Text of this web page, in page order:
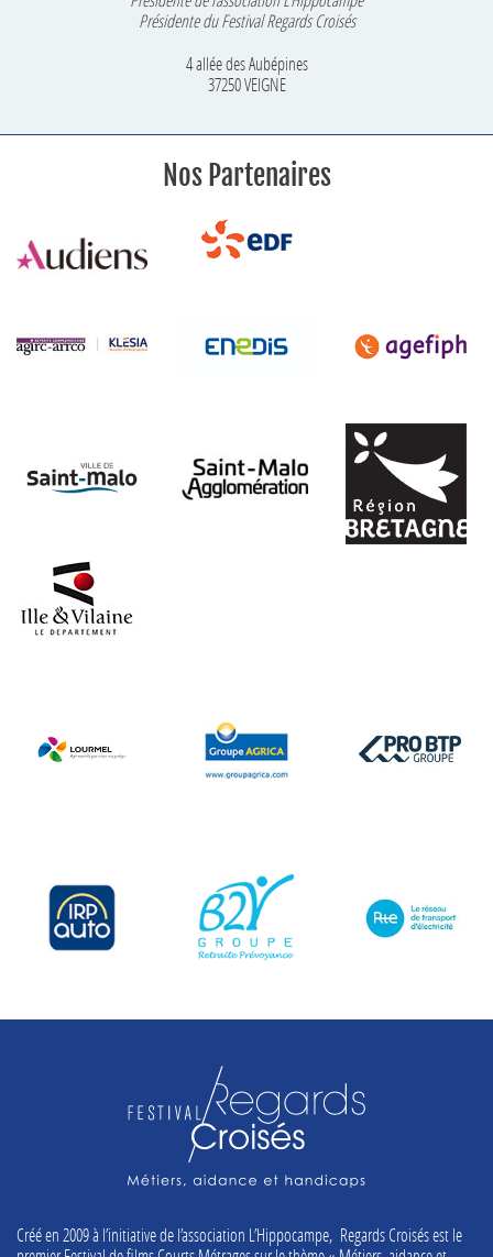
Présidente du Festival Regards Croisés
4 allée des Aubépines
37250 VEIGNE
Nos Partenaires
Créé en 2009 à l’initiative de l’association L’Hippocampe, Regards Croisés est le